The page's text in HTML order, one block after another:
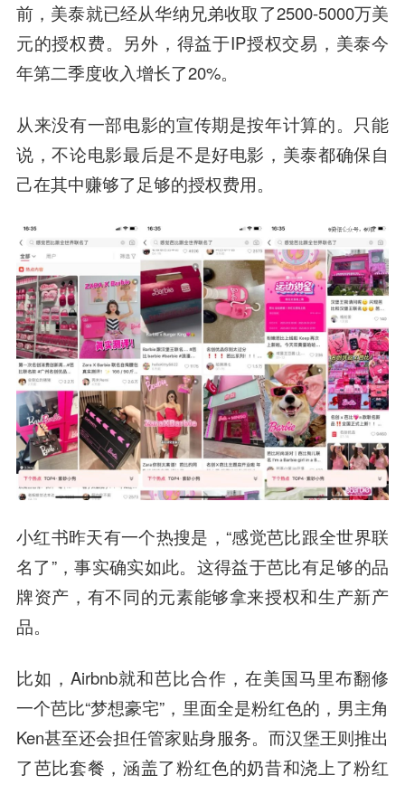
前，美泰就已经从华纳兄弟收取了2500-5000万美
元的授权费。另外，得益于IP授权交易，美泰今
年第二季度收入增长了20%。
从来没有一部电影的宣传期是按年计算的。只能
说，不论电影最后是不是好电影，美泰都确保自
己在其中赚够了足够的授权费用。
小红书昨天有一个热搜是，“感觉芭比跟全世界联
名了”，事实确实如此。这得益于芭比有足够的品
牌资产，有不同的元素能够拿来授权和生产新产
品。
比如，Airbnb就和芭比合作，在美国马里布翻修
一个芭比“梦想豪宅”，里面全是粉红色的，男主角
Ken甚至还会担任管家贴身服务。而汉堡王则推出
了芭比套餐，涵盖了粉红色的奶昔和浇上了粉红